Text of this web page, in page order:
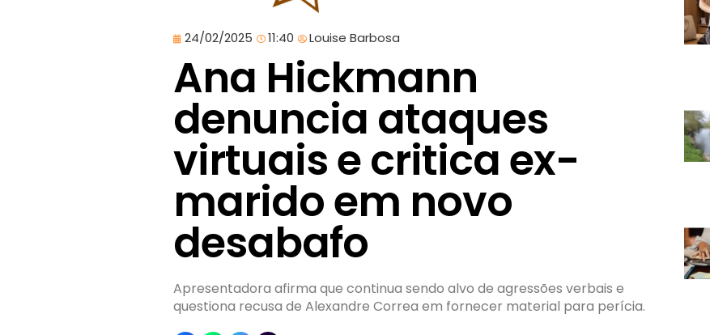
24/02/2025 11:40 Louise Barbosa
Ana Hickmann
denuncia ataques
virtuais e critica ex-
marido em novo
desabafo
Apresentadora afirma que continua sendo alvo de agressões verbais e
questiona recusa de Alexandre Correa em fornecer material para perícia.